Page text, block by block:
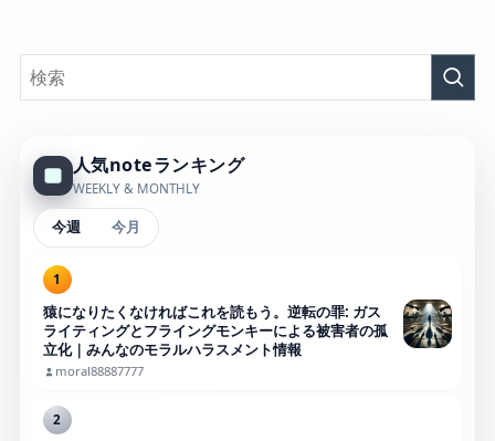
人気noteランキング
WEEKLY & MONTHLY
今週 今月
1
猿になりたくなければこれを読もう。逆転の罪: ガス
ライティングとフライングモンキーによる被害者の孤
立化｜みんなのモラルハラスメント情報
moral88887777
2